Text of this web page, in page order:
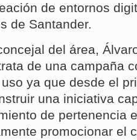
de entornos
de Santander.
del área,
de una campaña
ya que desde el
una iniciativa
de pertenencia
promocionar el